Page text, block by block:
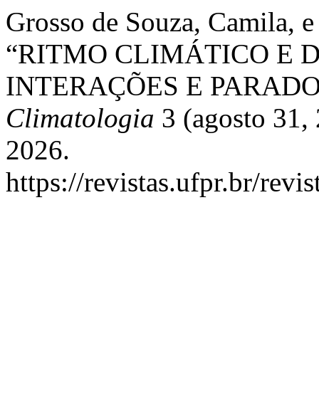
Grosso de Souza, Camila,
“RITMO CLIMÁTICO E
INTERAÇÕES E
Climatologia 3 (agosto 31,
2026.
https://revistas.ufpr.br/